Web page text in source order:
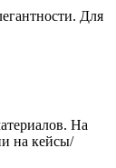
Для
На
на кейсы/